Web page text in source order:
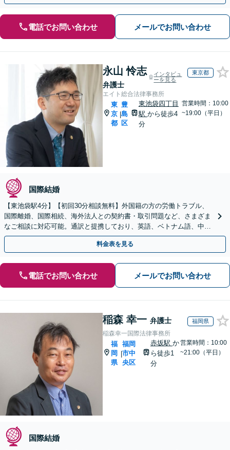
電話でお問い合わせ メールでお問い合わせ
永山 怜志
弁護士
インタビュ
ーを見る
東京都
エイト総合法律事務所
東
京
都
|
豊
島
区
東池袋四丁目
駅 から徒歩4
分
営業時間：10:00
~19:00（平日）
国際結婚
【東池袋駅4分】【初回30分相談無料】外国籍の方の労働トラブル、
国際離婚、国際相続、海外法人との契約書・取引問題など、さまざま
なご相談に対応可能。通訳と提携しており、英語、ベトナム語、中国
語、タイ語等対応可能です（通訳料別途）。
料金表を見る
電話でお問い合わせ メールでお問い合わせ
稲森 幸一 弁護士 福岡県
稲森幸一国際法律事務所
福
岡
県
|
福岡
市中
央区
赤坂駅 か
ら徒歩1
分
営業時間：10:00
~21:00（平日）
国際結婚